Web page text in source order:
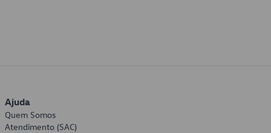
Ajuda
Quem Somos
Atendimento (SAC)